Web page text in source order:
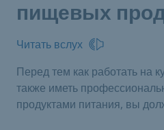
пищевых
Читать вслух
Перед тем как работать на
также иметь
продуктами питания, вы